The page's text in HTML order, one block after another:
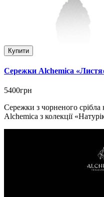
Купити
Сережки Alchemica
5400грн
Сережки з чорненого срібла
Alchemica з колекції